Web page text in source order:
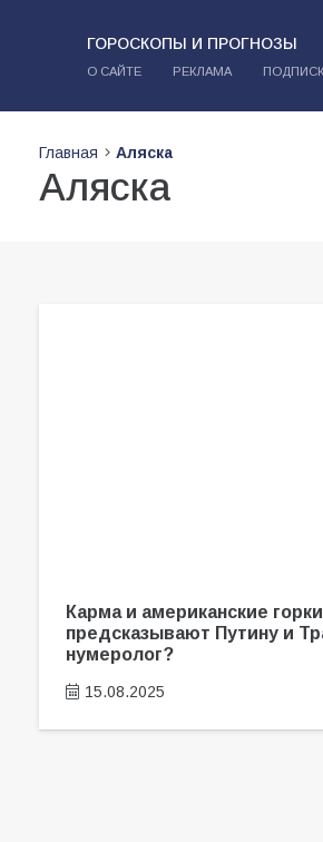
ГОРОСКОПЫ И ПРОГНОЗЫ
О САЙТЕ РЕКЛАМА
Главная Аляска
Аляска
Карма и американские
предсказывают Путину и
нумеролог?
15.08.2025